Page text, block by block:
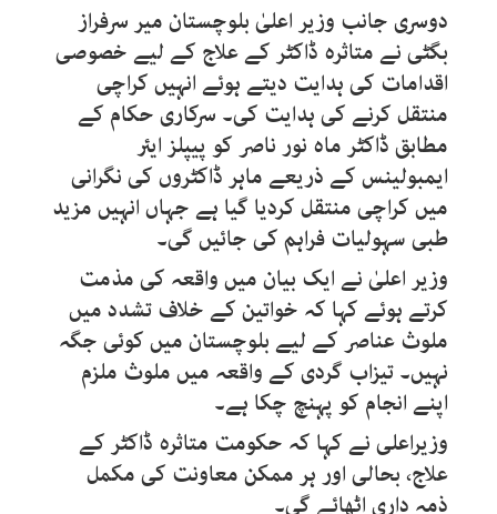
دوسری جانب وزیر اعلیٰ بلوچستان میر سرفراز
بگٹی نے متاثرہ ڈاکٹر کے علاج کے لیے خصوصی
اقدامات کی ہدایت دیتے ہوئے انہیں کراچی
منتقل کرنے کی ہدایت کی۔ سرکاری حکام کے
مطابق ڈاکٹر ماہ نور ناصر کو پیپلز ایئر
ایمبولینس کے ذریعے ماہر ڈاکٹروں کی نگرانی
میں کراچی منتقل کردیا گیا ہے جہاں انہیں مزید
طبی سہولیات فراہم کی جائیں گی۔
وزیر اعلیٰ نے ایک بیان میں واقعہ کی مذمت
کرتے ہوئے کہا کہ خواتین کے خلاف تشدد میں
ملوث عناصر کے لیے بلوچستان میں کوئی جگہ
نہیں۔ تیزاب گردی کے واقعہ میں ملوث ملزم
اپنے انجام کو پہنچ چکا ہے۔
وزیراعلی نے کہا کہ حکومت متاثرہ ڈاکٹر کے
علاج، بحالی اور ہر ممکن معاونت کی مکمل
ذمہ داری اٹھائے گی۔